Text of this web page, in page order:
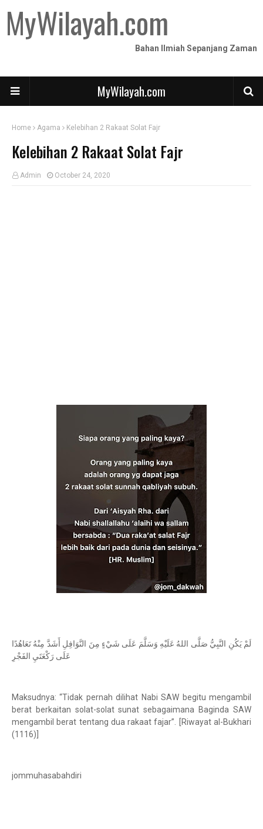
MyWilayah.com
Bahan Ilmiah Sepanjang Zaman
MyWilayah.com
Home Agama Kelebihan 2 Rakaat Solat Fajr
Kelebihan 2 Rakaat Solat Fajr
Admin October 24, 2020
لَمْ يَكُنِ النَّبِيُّ صَلَّى اللهُ عَلَيْهِ وَسَلَّمَ عَلَى شَيْءٍ مِنَ النَّوَافِلِ أَشَدَّ مِنْهُ تَعَاهُدًا
عَلَى رَكْعَتَيِ الفَجْرِ
Maksudnya: “Tidak pernah dilihat Nabi SAW begitu mengambil
berat berkaitan solat-solat sunat sebagaimana Baginda SAW
mengambil berat tentang dua rakaat fajar”. [Riwayat al-Bukhari
(1116)]
jommuhasabahdiri